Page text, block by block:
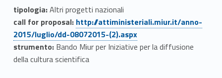
M
u
s
tipologia:Altri progetti nazionali
call for proposal: Link identifier #identifier__52168-1
http://attiministeriali.miur.it/anno-
2015/luglio/dd-08072015-(2).aspx
strumento: Bando Miur per Iniziative per la diffusione
della cultura scientifica